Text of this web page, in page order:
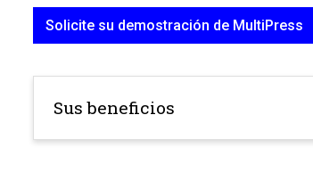
Solicite su demostración de MultiPress
Sus beneficios